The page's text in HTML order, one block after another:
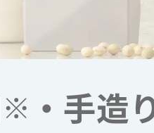
※ ・手造